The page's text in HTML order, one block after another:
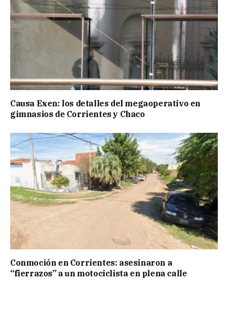
Causa Exen: los detalles del megaoperativo en
gimnasios de Corrientes y Chaco
Conmoción en Corrientes: asesinaron a
“fierrazos” a un motociclista en plena calle